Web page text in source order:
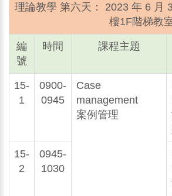
理論教學 第六天： 2023 年 6 月
樓1F階梯教
編
號
時間 課程主題
15-
1
0900-
0945
Case
management
案例管理
15-
2
0945-
1030